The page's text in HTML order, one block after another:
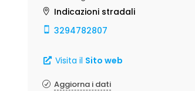
Indicazioni stradali
3294782807
Visita il Sito web
Aggiorna i dati